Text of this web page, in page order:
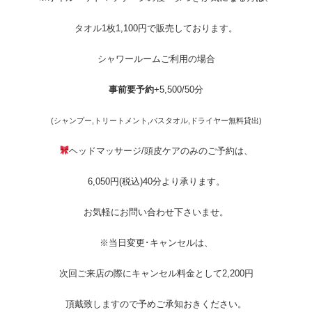
タオル1枚1,100円で販売しております。
シャワールームご利用の場合
事前要予約+5,500/50分
(シャンプー,トリートメント,バスタオル,ドライヤー無料貸出)
ヘッドマッサージ/頭皮ケアのみのご予約は、
6,050円(税込)40分より承ります。
お気軽にお問い合わせ下さいませ。
※当日変更･キャンセルは、
次回ご来店の際にキャンセル料金として2,200円
頂戴致しますので予めご承知おきください。